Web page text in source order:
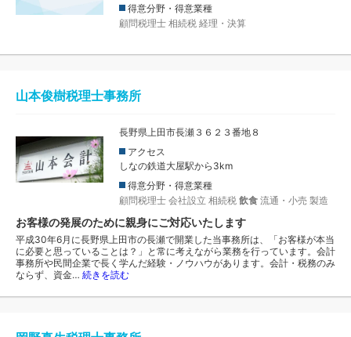
得意分野・得意業種
顧問税理士 相続税 経理・決算
山本俊樹税理士事務所
長野県上田市長瀬３６２３番地８
アクセス
しなの鉄道大屋駅から3km
得意分野・得意業種
顧問税理士 会社設立 相続税 飲食 流通・小売 製造
お客様の発展のために親身にご対応いたします
平成30年6月に長野県上田市の長瀬で開業した当事務所は、「お客様が本当
に必要と思っていることは？」と常に考えながら業務を行っています。会計
事務所や民間企業で長く学んだ経験・ノウハウがあります。会計・税務のみ
ならず、資金… 続きを読む